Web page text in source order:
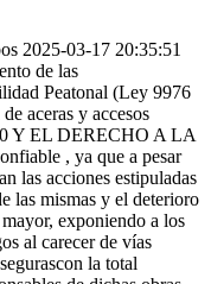
2025-03-17 20:35:51
de las
Peatonal (Ley 9976
aceras y accesos
Y EL DERECHO A LA
, ya que a pesar
las acciones estipuladas
las mismas y el deterioro
exponiendo a los
al carecer de vías
la total